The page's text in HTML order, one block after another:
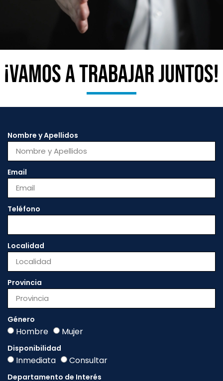
¡Vamos a trabajar juntos!
Nombre y Apellidos
Email
Teléfono
Localidad
Provincia
Género
Hombre Mujer
Disponibilidad
Inmediata Consultar
Departamento de Interés